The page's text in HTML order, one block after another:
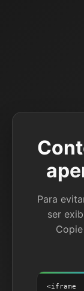
Para
ser
<iframe